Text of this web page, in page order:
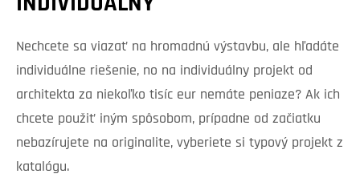
Nechcete sa viazať na hromadnú výstavbu, ale hľadáte
individuálne riešenie, no na individuálny projekt od
architekta za niekoľko tisíc eur nemáte peniaze? Ak ich
chcete použiť iným spôsobom, prípadne od začiatku
nebazírujete na originalite, vyberiete si typový projekt z
katalógu.